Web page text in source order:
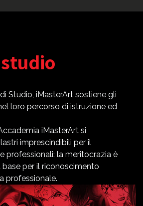
Studio, iMasterArt sostiene gli
loro percorso di istruzione ed
iMasterArt si
imprescindibili per il
professionali: la meritocrazia è
per il riconoscimento
professionale.